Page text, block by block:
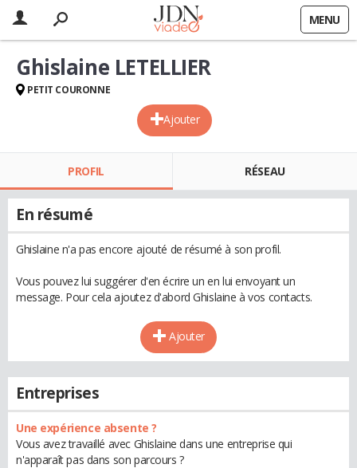
MENU
Ajouter
Ghislaine LETELLIER
PETIT COURONNE
PROFIL RÉSEAU
En résumé
Ghislaine n'a pas encore ajouté de résumé à son profil.
Vous pouvez lui suggérer d'en écrire un en lui envoyant un
message. Pour cela ajoutez d'abord Ghislaine à vos contacts.
Ajouter
Entreprises
Une expérience absente ?
Vous avez travaillé avec Ghislaine dans une entreprise qui
n'apparaît pas dans son parcours ?